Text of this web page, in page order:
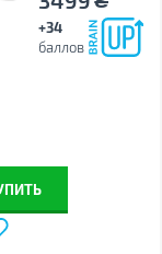
+34
баллов